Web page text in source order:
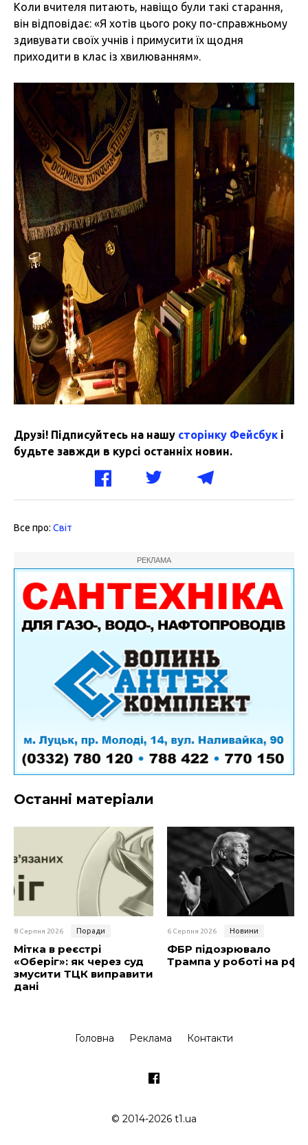
Коли вчителя питають, навіщо були такі старання,
він відповідає: «Я хотів цього року по-справжньому
здивувати своїх учнів і примусити їх щодня
приходити в клас із хвилюванням».
Друзі! Підписуйтесь на нашу сторінку Фейсбук і
будьте завжди в курсі останніх новин.
Все про: Світ
РЕКЛАМА
Останні матеріали
8 Серпня 2026 Поради
Мітка в реєстрі
«Оберіг»: як через суд
змусити ТЦК виправити
дані
6 Серпня 2026 Новини
ФБР підозрювало
Трампа у роботі на рф
Головна Реклама Контакти
© 2014-2026 t1.ua